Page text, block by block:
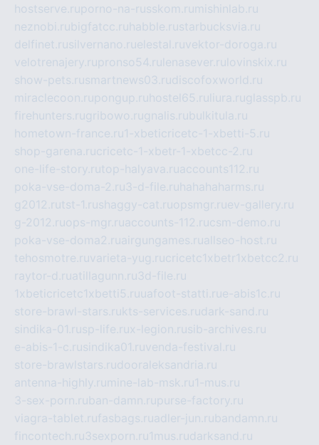
hostserve.ruporno-na-russkom.ru mishinlab.ru
neznobi.rubigfatcc.ru habble.rustarbucksvia.ru
delfinet.rusilvernano.ruelestal.ruvektor-doroga.ru
velotrenajery.rupronso54.ru lenasever.ru lovinskix.ru
show-pets.rusmartnews03.rudiscofoxworld.ru
miraclecoon.rupongup.ru hostel65.ru liura.ruglasspb.ru
firehunters.rugribowo.rugnalis.rubulkitula.ru
hometown-france.ru1-xbeticricetc-1-xbetti-5.ru
shop-garena.rucricetc-1-xbetr-1-xbetcc-2.ru
one-life-story.rutop-halyava.ruaccounts112.ru
poka-vse-doma-2.ru3-d-file.ru hahahaharms.ru
g2012.rutst-1.rushaggy-cat.ruopsmgr.ruev-gallery.ru
g-2012.ruops-mgr.ruaccounts-112.rucsm-demo.ru
poka-vse-doma2.ruairgungames.ruallseo-host.ru
tehosmotre.ruvarieta-yug.rucricetc1xbetr1xbetcc2.ru
raytor-d.ruatillagunn.ru3d-file.ru
1xbeticricetc1xbetti5.ruuafoot-statti.rue-abis1c.ru
store-brawl-stars.rukts-services.rudark-sand.ru
sindika-01.rusp-life.rux-legion.rusib-archives.ru
e-abis-1-c.rusindika01.ruvenda-festival.ru
store-brawlstars.rudooraleksandria.ru
antenna-highly.ru mine-lab-msk.ru1-mus.ru
3-sex-porn.ruban-damn.rupurse-factory.ru
viagra-tablet.rufasbags.ruadler-jun.rubandamn.ru
fincontech.ru3sexporn.ru1mus.rudarksand.ru